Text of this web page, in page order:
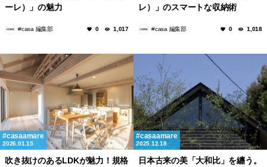
ーレ）」の魅力
#casa 編集部 0 1,017
レ）」のスマートな収納術
#casa 編集部 0 1,018
casaamare
2026.01.15
吹き抜けのあるLDKが魅力！規格
casaamare
2025.12.18
日本古来の美「大和比」を纏う。